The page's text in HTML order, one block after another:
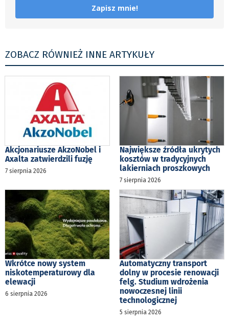
Zapisz mnie!
ZOBACZ RÓWNIEŻ INNE ARTYKUŁY
Akcjonariusze AkzoNobel i
Axalta zatwierdzili fuzję
7 sierpnia 2026
Największe źródła ukrytych
kosztów w tradycyjnych
lakierniach proszkowych
7 sierpnia 2026
Wkrótce nowy system
niskotemperaturowy dla
elewacji
6 sierpnia 2026
Automatyczny transport
dolny w procesie renowacji
felg. Studium wdrożenia
nowoczesnej linii
technologicznej
5 sierpnia 2026